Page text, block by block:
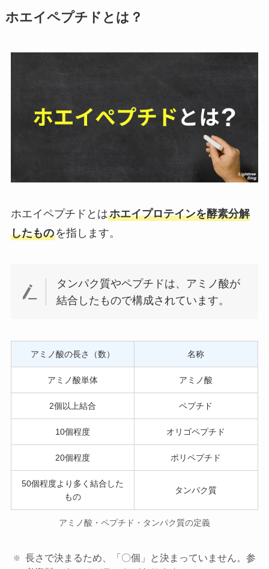
ホエイペプチドとは？
ホエイペプチドとはホエイプロテインを酵素分解
したものを指します。
タンパク質やペプチドは、アミノ酸が
結合したもので構成されています。
アミノ酸の長さ（数） 名称
アミノ酸単体 アミノ酸
2個以上結合 ペプチド
10個程度 オリゴペプチド
20個程度 ポリペプチド
50個程度より多く結合した
もの
タンパク質
アミノ酸・ペプチド・タンパク質の定義
長さで決まるため、「〇個」と決まっていません。参